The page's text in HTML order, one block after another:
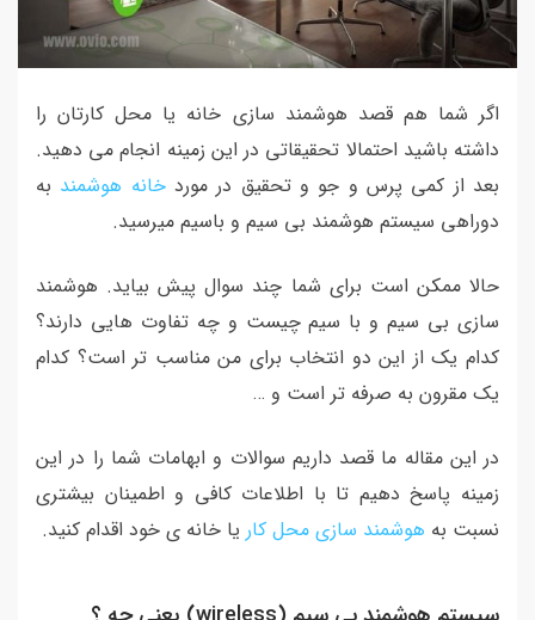
اگر شما هم قصد هوشمند سازی خانه یا محل کارتان را
داشته باشید احتمالا تحقیقاتی در این زمینه انجام می دهید.
بعد از کمی پرس و جو و تحقیق در موردخانه هوشمند به
دوراهی سیستم هوشمند بی سیم و باسیم میرسید.
حالا ممکن است برای شما چند سوال پیش بیاید. هوشمند
سازی بی سیم و با سیم چیست و چه تفاوت هایی دارند؟
کدام یک از این دو انتخاب برای من مناسب تر است؟ کدام
یک مقرون به صرفه تر است و …
در این مقاله ما قصد داریم سوالات و ابهامات شما را در این
زمینه پاسخ دهیم تا با اطلاعات کافی و اطمینان بیشتری
نسبت به هوشمند سازی محل کار یا خانه ی خود اقدام کنید.